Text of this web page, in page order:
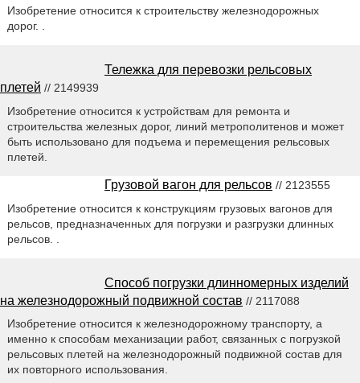
Изобретение относится к строительству железнодорожных
дорог. .
Тележка для перевозки рельсовых
плетей // 2149939
Изобретение относится к устройствам для ремонта и
строительства железных дорог, линий метрополитенов и может
быть использовано для подъема и перемещения рельсовых
плетей.
Грузовой вагон для рельсов // 2123555
Изобретение относится к конструкциям грузовых вагонов для
рельсов, предназначенных для погрузки и разгрузки длинных
рельсов. .
Способ погрузки длинномерных изделий
на железнодорожный подвижной состав // 2117088
Изобретение относится к железнодорожному транспорту, а
именно к способам механизации работ, связанных с погрузкой
рельсовых плетей на железнодорожный подвижной состав для
их повторного использования.